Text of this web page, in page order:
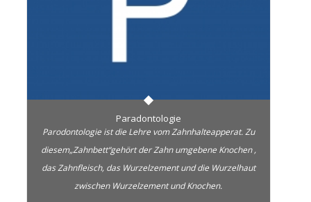
Paradontologie
Parodontologie ist die Lehre vom Zahnhalteapperat. Zu
diesem„Zahnbett“gehört der Zahn umgebene Knochen ,
das Zahnfleisch, das Wurzelzement und die Wurzelhaut
zwischen Wurzelzement und Knochen.